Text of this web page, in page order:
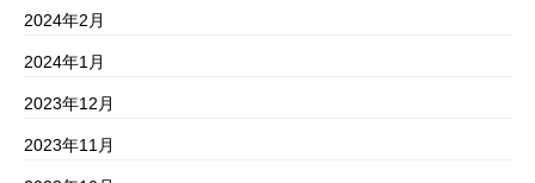
2024年2月
2024年1月
2023年12月
2023年11月